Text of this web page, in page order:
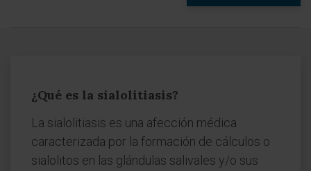
¿Qué es la sialolitiasis?
La sialolitiasis es una afección médica
caracterizada por la formación de cálculos o
sialolitos en las glándulas salivales y/o sus